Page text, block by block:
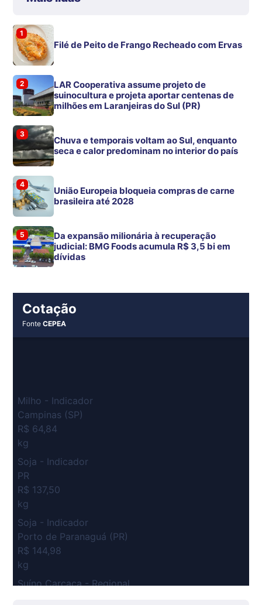
1
Filé de Peito de Frango Recheado com Ervas
2
LAR Cooperativa assume projeto de
suinocultura e projeta aportar centenas de
milhões em Laranjeiras do Sul (PR)
3
Chuva e temporais voltam ao Sul, enquanto
seca e calor predominam no interior do país
4
União Europeia bloqueia compras de carne
brasileira até 2028
5
Da expansão milionária à recuperação
judicial: BMG Foods acumula R$ 3,5 bi em
dívidas
Cotação
FonteCEPEA
Milho - Indicador
Campinas (SP)
R$ 64,84
kg
Soja - Indicador
PR
R$ 137,50
kg
Soja - Indicador
Porto de Paranaguá (PR)
R$ 144,98
kg
Suíno Carcaça - Regional